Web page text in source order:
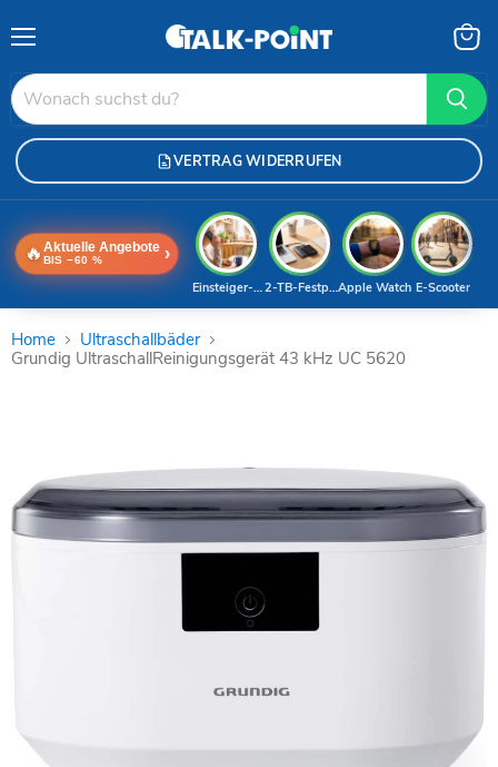
VERTRAG WIDERRUFEN
🔥 Aktuelle Angebote
BIS −60 % ›
E-Scooter
Apple Watch
2-TB-Festplatte
Einsteiger-Handy
Home
Ultraschallbäder
Grundig UltraschallReinigungsgerät 43 kHz UC 5620